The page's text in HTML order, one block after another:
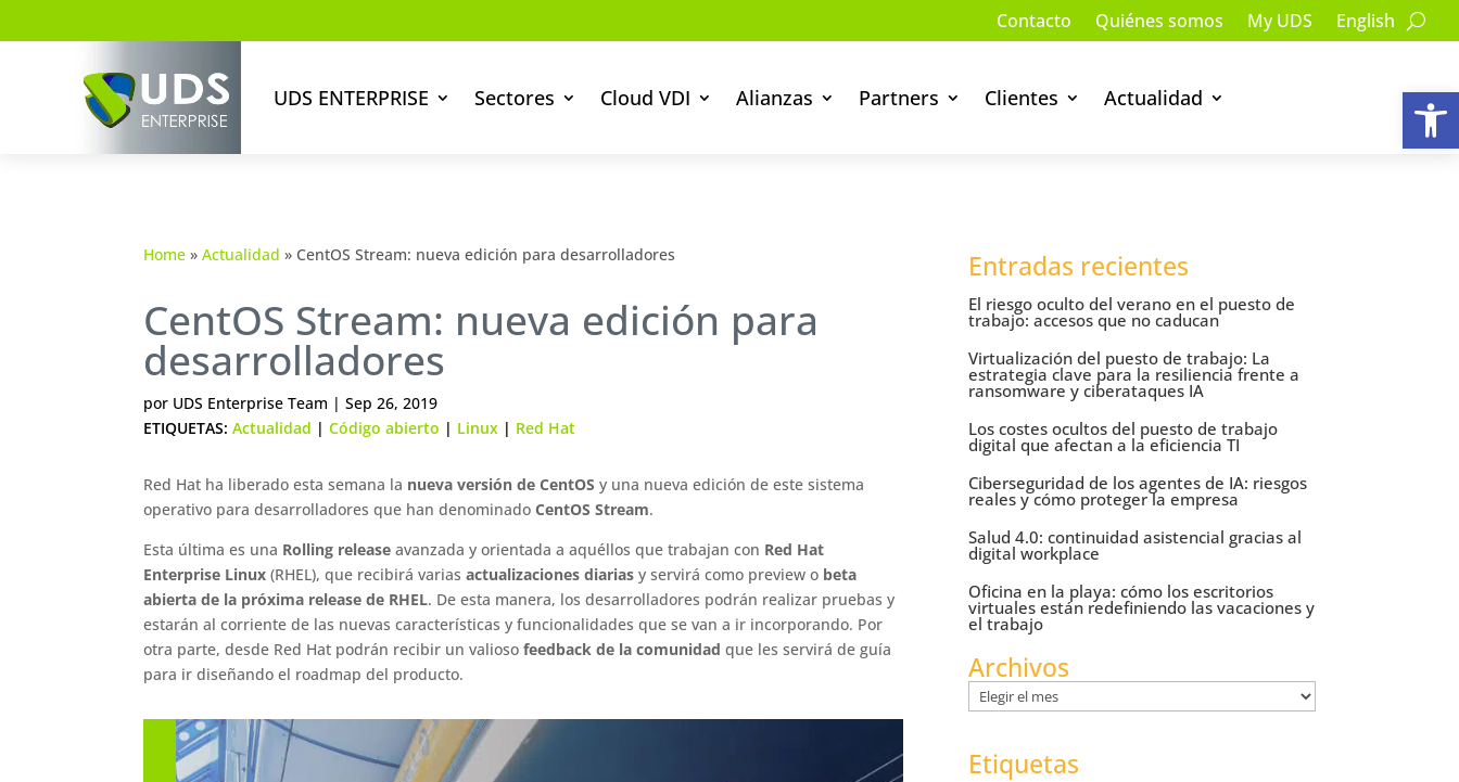
Contacto Quiénes somos My UDS English
UDS ENTERPRISE Sectores Cloud VDI Alianzas Partners Clientes Actualidad
Home » Actualidad » CentOS Stream: nueva edición para desarrolladores
CentOS Stream: nueva edición para
desarrolladores
por UDS Enterprise Team | Sep 26, 2019
ETIQUETAS: Actualidad | Código abierto | Linux | Red Hat
Red Hat ha liberado esta semana la nueva versión de CentOS y una nueva edición de este sistema
operativo para desarrolladores que han denominado CentOS Stream.
Esta última es una Rolling release avanzada y orientada a aquéllos que trabajan con Red Hat
Enterprise Linux (RHEL), que recibirá varias actualizaciones diarias y servirá como preview o beta
abierta de la próxima release de RHEL. De esta manera, los desarrolladores podrán realizar pruebas y
estarán al corriente de las nuevas características y funcionalidades que se van a ir incorporando. Por
otra parte, desde Red Hat podrán recibir un valioso feedback de la comunidad que les servirá de guía
para ir diseñando el roadmap del producto.
Entradas recientes
El riesgo oculto del verano en el puesto de
trabajo: accesos que no caducan
Virtualización del puesto de trabajo: La
estrategia clave para la resiliencia frente a
ransomware y ciberataques IA
Los costes ocultos del puesto de trabajo
digital que afectan a la eficiencia TI
Ciberseguridad de los agentes de IA: riesgos
reales y cómo proteger la empresa
Salud 4.0: continuidad asistencial gracias al
digital workplace
Oficina en la playa: cómo los escritorios
virtuales están redefiniendo las vacaciones y
el trabajo
Archivos
Archivos
Etiquetas